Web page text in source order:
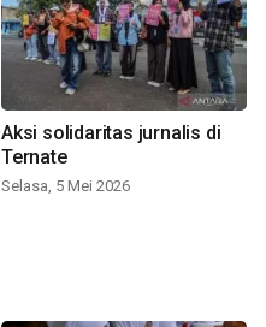
Aksi solidaritas jurnalis di
Ternate
Selasa, 5 Mei 2026